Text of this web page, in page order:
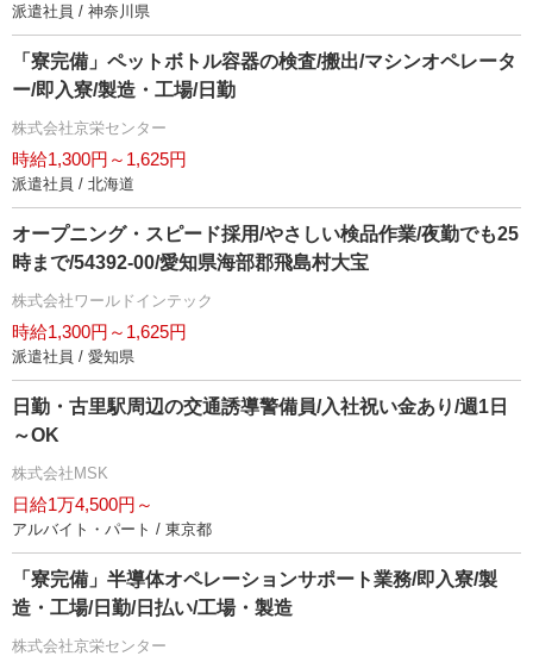
派遣社員 / 神奈川県
「寮完備」ペットボトル容器の検査/搬出/マシンオペレータ
ー/即入寮/製造・工場/日勤
株式会社京栄センター
時給1,300円～1,625円
派遣社員 / 北海道
オープニング・スピード採用/やさしい検品作業/夜勤でも25
時まで/54392-00/愛知県海部郡飛島村大宝
株式会社ワールドインテック
時給1,300円～1,625円
派遣社員 / 愛知県
日勤・古里駅周辺の交通誘導警備員/入社祝い金あり/週1日
～OK
株式会社MSK
日給1万4,500円～
アルバイト・パート / 東京都
「寮完備」半導体オペレーションサポート業務/即入寮/製
造・工場/日勤/日払い/工場・製造
株式会社京栄センター